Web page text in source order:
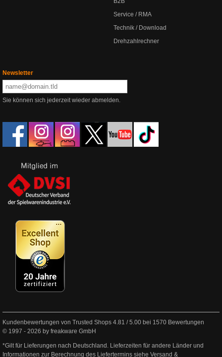
Service / RMA
Technik / Download
Drehzahlrechner
Newsletter
Sie können sich jederzeit wieder abmelden.
Kundenbewertungen von Trusted Shops 4.81 /5.00 bei 1570 Bewertungen
© 1997 - 2026 by freakware GmbH
*Gilt für Lieferungen nach Deutschland. Lieferzeiten für andere Länder und
Informationen zur Berechnung des Liefertermins siehe Versand &